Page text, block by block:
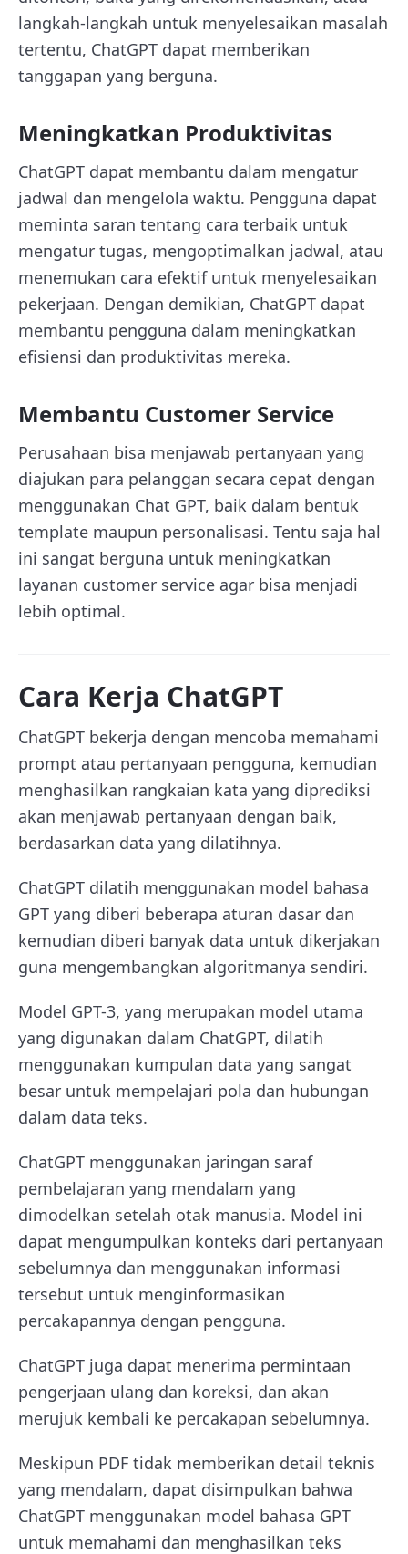
langkah-langkah untuk menyelesaikan masalah
tertentu, ChatGPT dapat memberikan
tanggapan yang berguna.
Meningkatkan Produktivitas
ChatGPT dapat membantu dalam mengatur
jadwal dan mengelola waktu. Pengguna dapat
meminta saran tentang cara terbaik untuk
mengatur tugas, mengoptimalkan jadwal, atau
menemukan cara efektif untuk menyelesaikan
pekerjaan. Dengan demikian, ChatGPT dapat
membantu pengguna dalam meningkatkan
efisiensi dan produktivitas mereka.
Membantu Customer Service
Perusahaan bisa menjawab pertanyaan yang
diajukan para pelanggan secara cepat dengan
menggunakan Chat GPT, baik dalam bentuk
template maupun personalisasi. Tentu saja hal
ini sangat berguna untuk meningkatkan
layanan customer service agar bisa menjadi
lebih optimal.
Cara Kerja ChatGPT
ChatGPT bekerja dengan mencoba memahami
prompt atau pertanyaan pengguna, kemudian
menghasilkan rangkaian kata yang diprediksi
akan menjawab pertanyaan dengan baik,
berdasarkan data yang dilatihnya.
ChatGPT dilatih menggunakan model bahasa
GPT yang diberi beberapa aturan dasar dan
kemudian diberi banyak data untuk dikerjakan
guna mengembangkan algoritmanya sendiri.
Model GPT-3, yang merupakan model utama
yang digunakan dalam ChatGPT, dilatih
menggunakan kumpulan data yang sangat
besar untuk mempelajari pola dan hubungan
dalam data teks.
ChatGPT menggunakan jaringan saraf
pembelajaran yang mendalam yang
dimodelkan setelah otak manusia. Model ini
dapat mengumpulkan konteks dari pertanyaan
sebelumnya dan menggunakan informasi
tersebut untuk menginformasikan
percakapannya dengan pengguna.
ChatGPT juga dapat menerima permintaan
pengerjaan ulang dan koreksi, dan akan
merujuk kembali ke percakapan sebelumnya.
Meskipun PDF tidak memberikan detail teknis
yang mendalam, dapat disimpulkan bahwa
ChatGPT menggunakan model bahasa GPT
untuk memahami dan menghasilkan teks